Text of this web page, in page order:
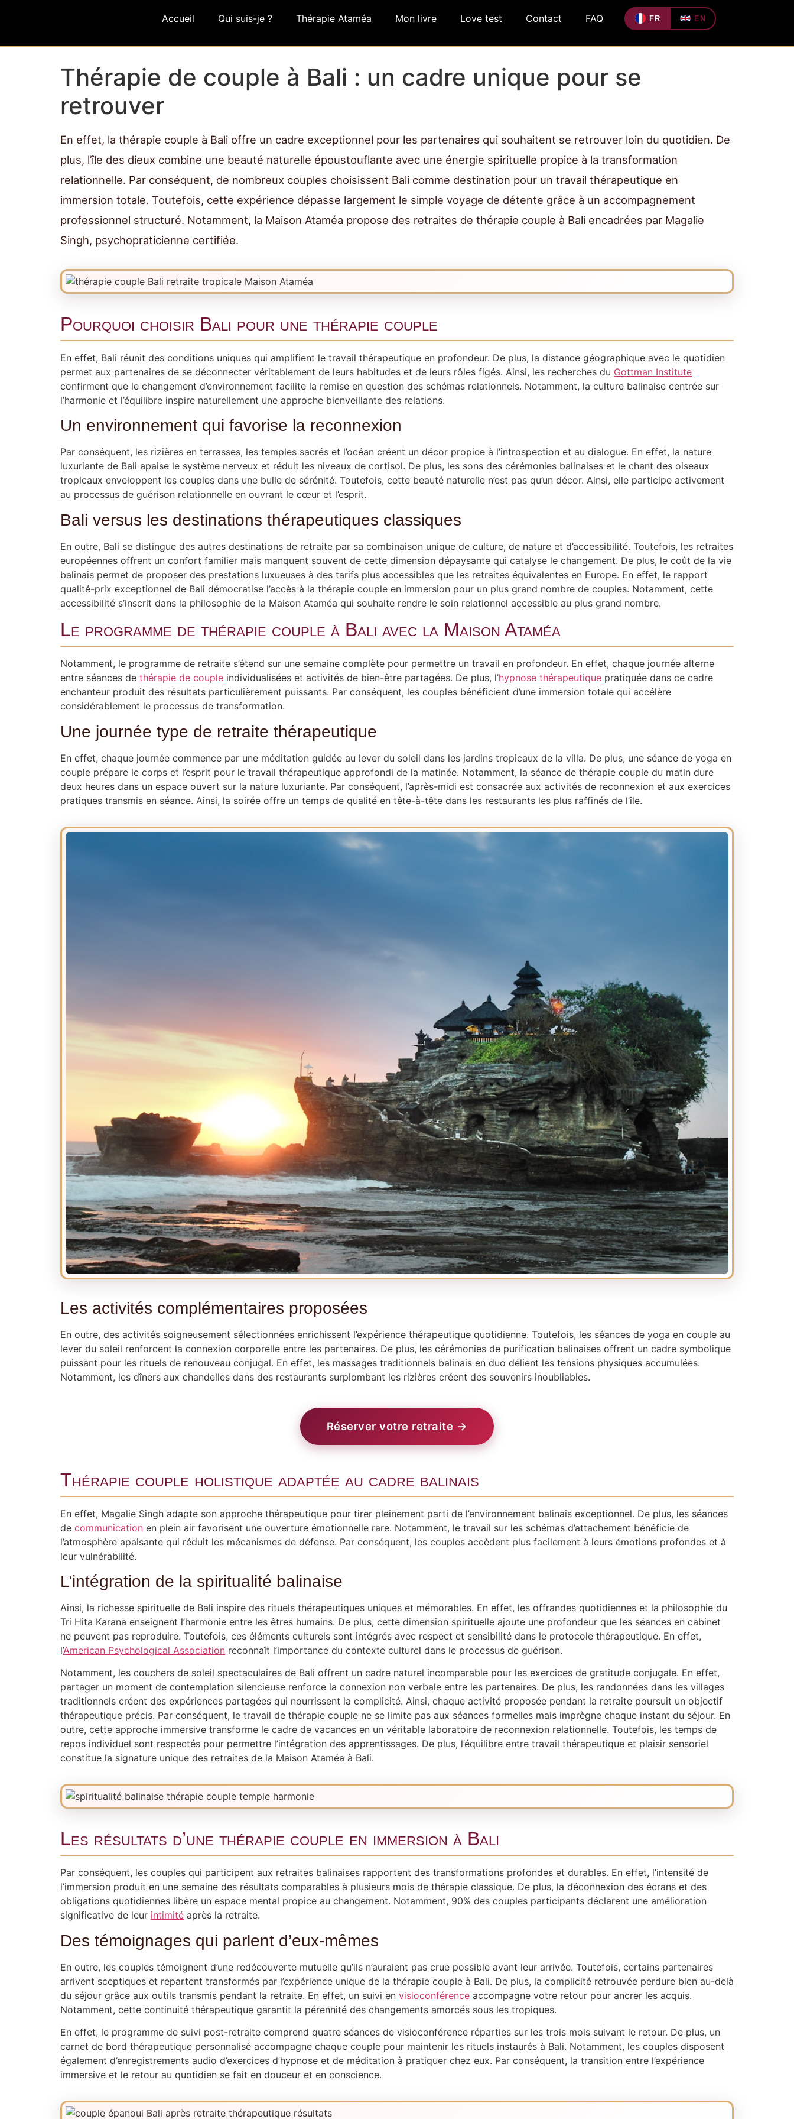
Accueil Qui suis-je ? Thérapie Ataméa Mon livre Love test Contact FAQ FR EN
Thérapie de couple à Bali : un cadre unique pour se
retrouver
En effet, la thérapie couple à Bali offre un cadre exceptionnel pour les partenaires qui souhaitent se retrouver loin du quotidien. De
plus, l’île des dieux combine une beauté naturelle époustouflante avec une énergie spirituelle propice à la transformation
relationnelle. Par conséquent, de nombreux couples choisissent Bali comme destination pour un travail thérapeutique en
immersion totale. Toutefois, cette expérience dépasse largement le simple voyage de détente grâce à un accompagnement
professionnel structuré. Notamment, la Maison Ataméa propose des retraites de thérapie couple à Bali encadrées par Magalie
Singh, psychopraticienne certifiée.
Pourquoi choisir Bali pour une thérapie couple
En effet, Bali réunit des conditions uniques qui amplifient le travail thérapeutique en profondeur. De plus, la distance géographique avec le quotidien
permet aux partenaires de se déconnecter véritablement de leurs habitudes et de leurs rôles figés. Ainsi, les recherches du Gottman Institute
confirment que le changement d’environnement facilite la remise en question des schémas relationnels. Notamment, la culture balinaise centrée sur
l’harmonie et l’équilibre inspire naturellement une approche bienveillante des relations.
Un environnement qui favorise la reconnexion
Par conséquent, les rizières en terrasses, les temples sacrés et l’océan créent un décor propice à l’introspection et au dialogue. En effet, la nature
luxuriante de Bali apaise le système nerveux et réduit les niveaux de cortisol. De plus, les sons des cérémonies balinaises et le chant des oiseaux
tropicaux enveloppent les couples dans une bulle de sérénité. Toutefois, cette beauté naturelle n’est pas qu’un décor. Ainsi, elle participe activement
au processus de guérison relationnelle en ouvrant le cœur et l’esprit.
Bali versus les destinations thérapeutiques classiques
En outre, Bali se distingue des autres destinations de retraite par sa combinaison unique de culture, de nature et d’accessibilité. Toutefois, les retraites
européennes offrent un confort familier mais manquent souvent de cette dimension dépaysante qui catalyse le changement. De plus, le coût de la vie
balinais permet de proposer des prestations luxueuses à des tarifs plus accessibles que les retraites équivalentes en Europe. En effet, le rapport
qualité-prix exceptionnel de Bali démocratise l’accès à la thérapie couple en immersion pour un plus grand nombre de couples. Notamment, cette
accessibilité s’inscrit dans la philosophie de la Maison Ataméa qui souhaite rendre le soin relationnel accessible au plus grand nombre.
Le programme de thérapie couple à Bali avec la Maison Ataméa
Notamment, le programme de retraite s’étend sur une semaine complète pour permettre un travail en profondeur. En effet, chaque journée alterne
entre séances de thérapie de couple individualisées et activités de bien-être partagées. De plus, l’hypnose thérapeutique pratiquée dans ce cadre
enchanteur produit des résultats particulièrement puissants. Par conséquent, les couples bénéficient d’une immersion totale qui accélère
considérablement le processus de transformation.
Une journée type de retraite thérapeutique
En effet, chaque journée commence par une méditation guidée au lever du soleil dans les jardins tropicaux de la villa. De plus, une séance de yoga en
couple prépare le corps et l’esprit pour le travail thérapeutique approfondi de la matinée. Notamment, la séance de thérapie couple du matin dure
deux heures dans un espace ouvert sur la nature luxuriante. Par conséquent, l’après-midi est consacrée aux activités de reconnexion et aux exercices
pratiques transmis en séance. Ainsi, la soirée offre un temps de qualité en tête-à-tête dans les restaurants les plus raffinés de l’île.
Les activités complémentaires proposées
En outre, des activités soigneusement sélectionnées enrichissent l’expérience thérapeutique quotidienne. Toutefois, les séances de yoga en couple au
lever du soleil renforcent la connexion corporelle entre les partenaires. De plus, les cérémonies de purification balinaises offrent un cadre symbolique
puissant pour les rituels de renouveau conjugal. En effet, les massages traditionnels balinais en duo délient les tensions physiques accumulées.
Notamment, les dîners aux chandelles dans des restaurants surplombant les rizières créent des souvenirs inoubliables.
Réserver votre retraite →
Thérapie couple holistique adaptée au cadre balinais
En effet, Magalie Singh adapte son approche thérapeutique pour tirer pleinement parti de l’environnement balinais exceptionnel. De plus, les séances
de communication en plein air favorisent une ouverture émotionnelle rare. Notamment, le travail sur les schémas d’attachement bénéficie de
l’atmosphère apaisante qui réduit les mécanismes de défense. Par conséquent, les couples accèdent plus facilement à leurs émotions profondes et à
leur vulnérabilité.
L’intégration de la spiritualité balinaise
Ainsi, la richesse spirituelle de Bali inspire des rituels thérapeutiques uniques et mémorables. En effet, les offrandes quotidiennes et la philosophie du
Tri Hita Karana enseignent l’harmonie entre les êtres humains. De plus, cette dimension spirituelle ajoute une profondeur que les séances en cabinet
ne peuvent pas reproduire. Toutefois, ces éléments culturels sont intégrés avec respect et sensibilité dans le protocole thérapeutique. En effet,
l’American Psychological Association reconnaît l’importance du contexte culturel dans le processus de guérison.
Notamment, les couchers de soleil spectaculaires de Bali offrent un cadre naturel incomparable pour les exercices de gratitude conjugale. En effet,
partager un moment de contemplation silencieuse renforce la connexion non verbale entre les partenaires. De plus, les randonnées dans les villages
traditionnels créent des expériences partagées qui nourrissent la complicité. Ainsi, chaque activité proposée pendant la retraite poursuit un objectif
thérapeutique précis. Par conséquent, le travail de thérapie couple ne se limite pas aux séances formelles mais imprègne chaque instant du séjour. En
outre, cette approche immersive transforme le cadre de vacances en un véritable laboratoire de reconnexion relationnelle. Toutefois, les temps de
repos individuel sont respectés pour permettre l’intégration des apprentissages. De plus, l’équilibre entre travail thérapeutique et plaisir sensoriel
constitue la signature unique des retraites de la Maison Ataméa à Bali.
Les résultats d’une thérapie couple en immersion à Bali
Par conséquent, les couples qui participent aux retraites balinaises rapportent des transformations profondes et durables. En effet, l’intensité de
l’immersion produit en une semaine des résultats comparables à plusieurs mois de thérapie classique. De plus, la déconnexion des écrans et des
obligations quotidiennes libère un espace mental propice au changement. Notamment, 90% des couples participants déclarent une amélioration
significative de leur intimité après la retraite.
Des témoignages qui parlent d’eux-mêmes
En outre, les couples témoignent d’une redécouverte mutuelle qu’ils n’auraient pas crue possible avant leur arrivée. Toutefois, certains partenaires
arrivent sceptiques et repartent transformés par l’expérience unique de la thérapie couple à Bali. De plus, la complicité retrouvée perdure bien au-delà
du séjour grâce aux outils transmis pendant la retraite. En effet, un suivi en visioconférence accompagne votre retour pour ancrer les acquis.
Notamment, cette continuité thérapeutique garantit la pérennité des changements amorcés sous les tropiques.
En effet, le programme de suivi post-retraite comprend quatre séances de visioconférence réparties sur les trois mois suivant le retour. De plus, un
carnet de bord thérapeutique personnalisé accompagne chaque couple pour maintenir les rituels instaurés à Bali. Notamment, les couples disposent
également d’enregistrements audio d’exercices d’hypnose et de méditation à pratiquer chez eux. Par conséquent, la transition entre l’expérience
immersive et le retour au quotidien se fait en douceur et en conscience.